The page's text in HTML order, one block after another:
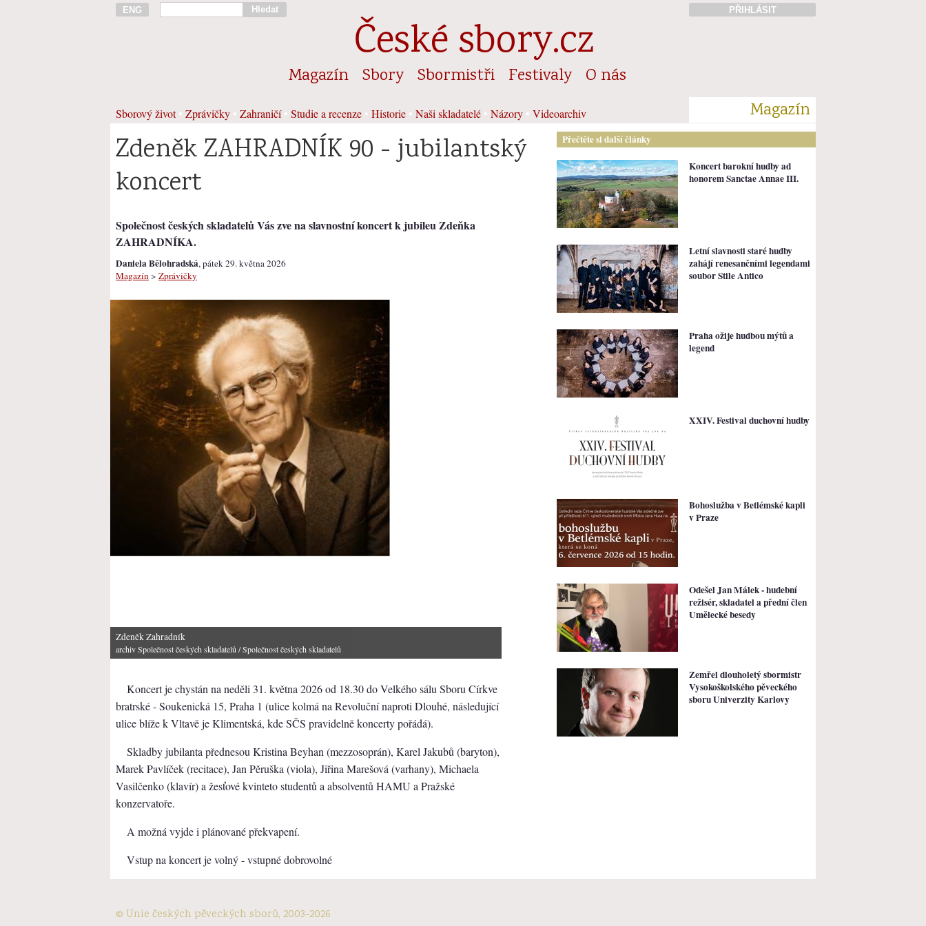
ENG Hledat PŘIHLÁSIT
České sbory.cz
Magazín Sbory Sbormistři Festivaly O nás
Sborový život• Zprávičky Zahraničí• Studie a recenze Historie Naši skladatelé Názory Videoarchiv Magazín
Zdeněk ZAHRADNÍK 90 - jubilantský
koncert
Společnost českých skladatelů Vás zve na slavnostní koncert k jubileu Zdeňka
ZAHRADNÍKA.
Daniela Bělohradská, pátek 29. května 2026
Magazín > Zprávičky
Zdeněk Zahradník
archiv Společnost českých skladatelů / Společnost českých skladatelů
Koncert je chystán na neděli 31. května 2026 od 18.30 do Velkého sálu Sboru Církve
bratrské - Soukenická 15, Praha 1 (ulice kolmá na Revoluční naproti Dlouhé, následující
ulice blíže k Vltavě je Klimentská, kde SČS pravidelně koncerty pořádá).
Skladby jubilanta přednesou Kristina Beyhan (mezzosoprán), Karel Jakubů (baryton),
Marek Pavlíček (recitace), Jan Pěruška (viola), Jiřina Marešová (varhany), Michaela
Vasilčenko (klavír) a žesťové kvinteto studentů a absolventů HAMU a Pražské
konzervatoře.
A možná vyjde i plánované překvapení.
Vstup na koncert je volný - vstupné dobrovolné
Přečtěte si další články
Koncert barokní hudby ad
honorem Sanctae Annae III.
Letní slavnosti staré hudby
zahájí renesančními legendami
soubor Stile Antico
Praha ožije hudbou mýtů a
legend
XXIV. Festival duchovní hudby
Bohoslužba v Betlémské kapli
v Praze
Odešel Jan Málek - hudební
režisér, skladatel a přední člen
Umělecké besedy
Zemřel dlouholetý sbormistr
Vysokoškolského pěveckého
sboru Univerzity Karlovy
© Unie českých pěveckých sborů, 2003-2026